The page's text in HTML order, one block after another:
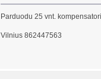
Parduodu 25 vnt.
Vilnius 862447563